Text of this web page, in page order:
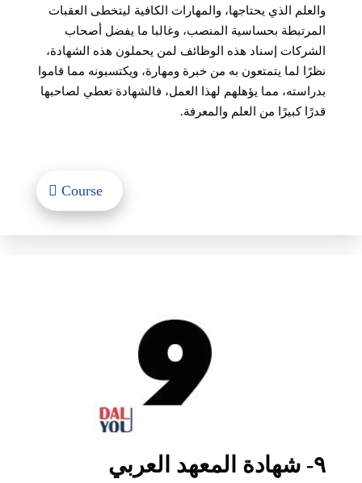
والعلم الذي يحتاجها، والمهارات الكافية ليتخطى العقبات
المرتبطة بحساسية المنصب، وغالبا ما يفضل أصحاب
الشركات إسناد هذه الوظائف لمن يحملون هذه الشهادة،
نظرًا لما يتمتعون به من خبرة ومهارة، ويكتسبونه مما قاموا
بدراسته، مما يؤهلهم لهذا العمل، فالشهادة تعطي لصاحبها
قدرًا كبيرًا من العلم والمعرفة.
Course
٩- شهادة المعهد العربي